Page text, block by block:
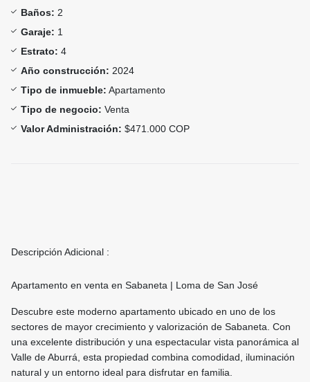
Baños: 2
Garaje: 1
Estrato: 4
Año construcción: 2024
Tipo de inmueble: Apartamento
Tipo de negocio: Venta
Valor Administración: $471.000 COP
Descripción Adicional :
Apartamento en venta en Sabaneta | Loma de San José
Descubre este moderno apartamento ubicado en uno de los
sectores de mayor crecimiento y valorización de Sabaneta. Con
una excelente distribución y una espectacular vista panorámica al
Valle de Aburrá, esta propiedad combina comodidad, iluminación
natural y un entorno ideal para disfrutar en familia.